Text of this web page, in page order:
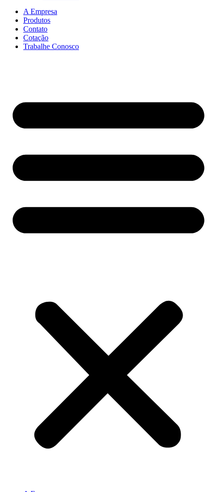
A Empresa
Produtos
Contato
Cotação
Trabalhe Conosco